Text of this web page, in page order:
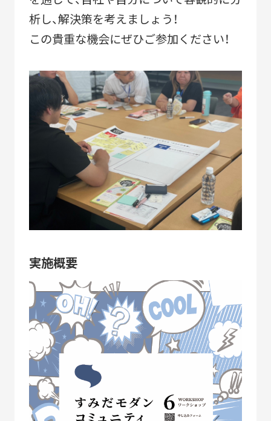
すみだモダンブルーパートナー
STORIES
SUSTAINABLE
持続可能性
CO-CREATION
共創性
ORIGINALITY
独自性
DIVERSITY
多様性
VISION
構想
LEARNING HISTORY
歴史
析し、解決策を考えましょう！
この貴重な機会にぜひご参加ください！
実施概要